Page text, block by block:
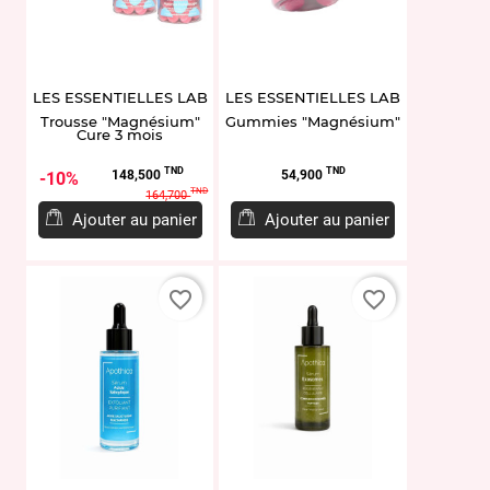
LES ESSENTIELLES LAB
Trousse "Magnésium"
Cure 3 mois
10% Prix
148,500 TNDPrix
de
base
164,700TND
Ajouter au panier
LES ESSENTIELLES LAB
Gummies "Magnésium"
Prix
54,900 TND
Ajouter au panier
favorite_border favorite_border